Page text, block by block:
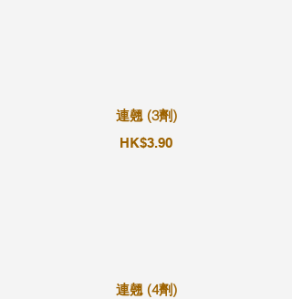
連翹 (3劑)
HK$3.90
連翹 (4劑)